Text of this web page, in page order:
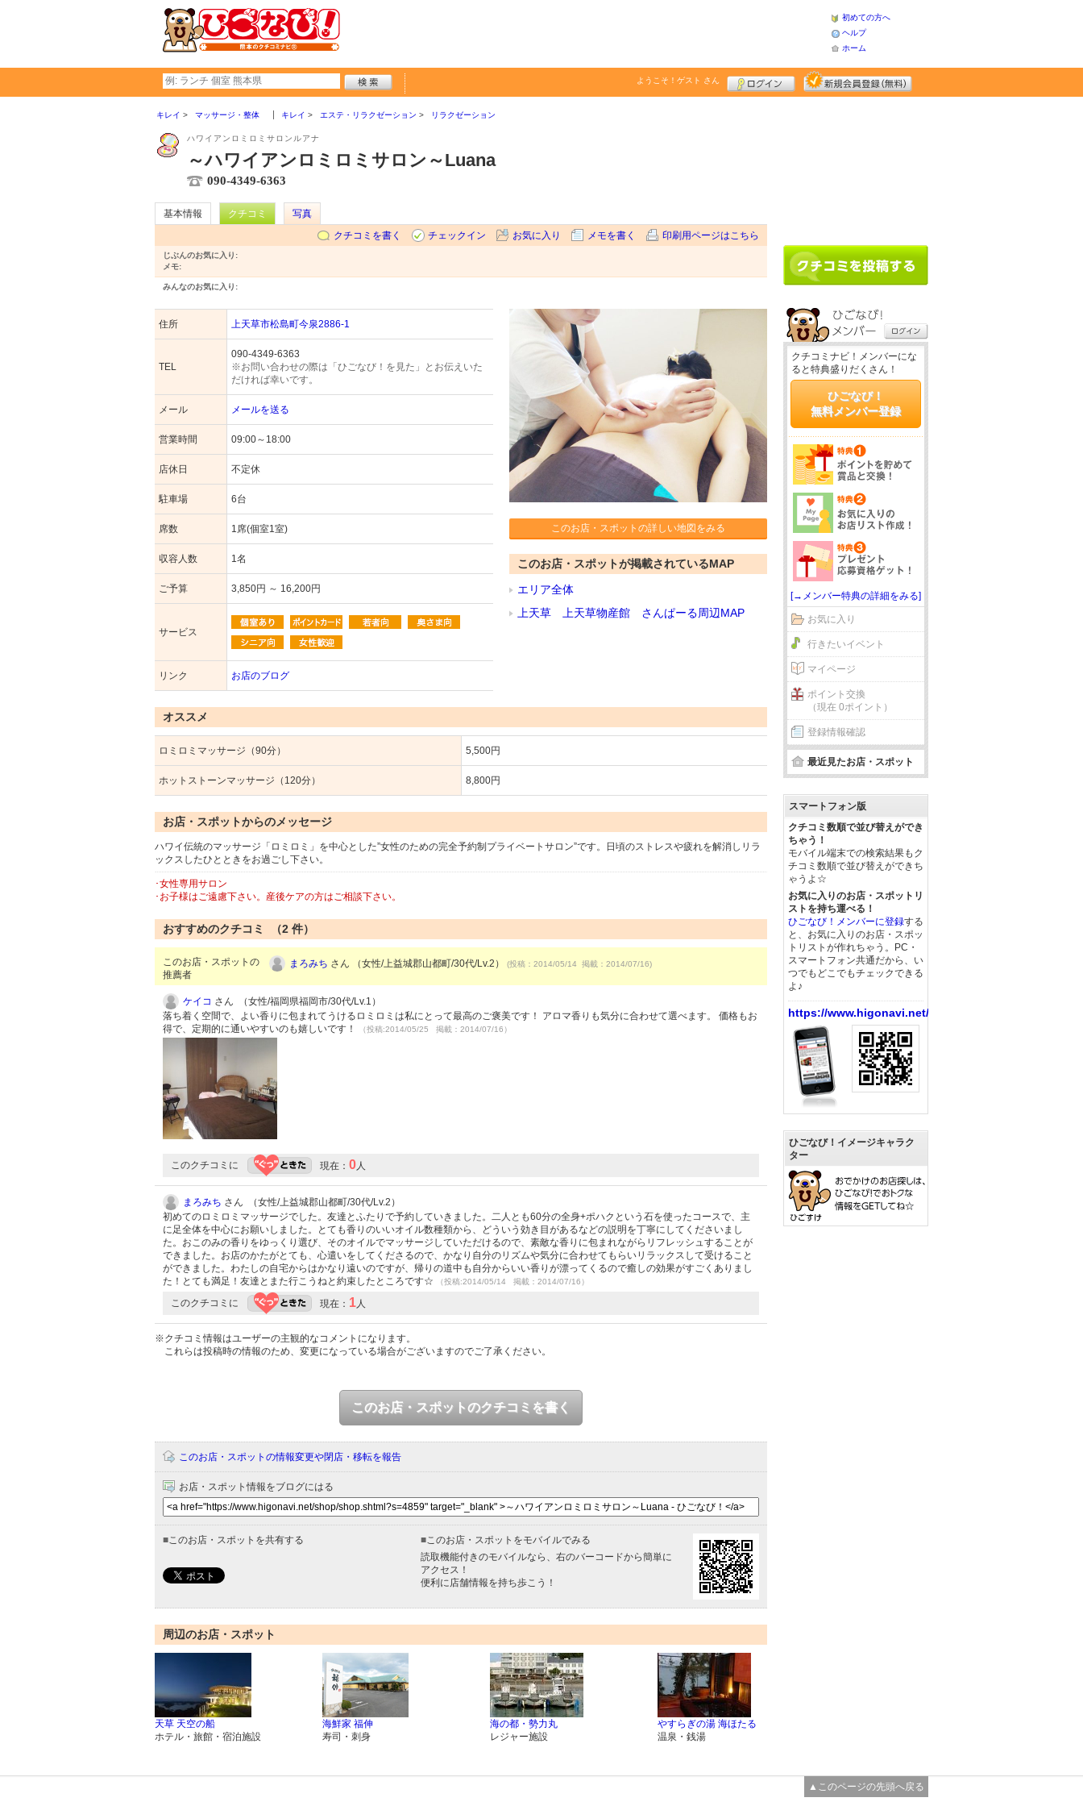
初めての方へ
ヘルプ
ホーム
ようこそ！ ゲスト さん
キレイ マッサージ・整体 キレイ エステ・リラクゼーション リラクゼーション
ハワイアンロミロミサロンルアナ
～ハワイアンロミロミサロン～Luana
090-4349-6363
基本情報 クチコミ
写真
クチコミを書く
チェックイン お気に入り メモを書く 印刷用ページはこちら
じぶんのお気に入り:
メモ:
みんなのお気に入り:
住所 上天草市松島町今泉2886-1
TEL
090-4349-6363
※お問い合わせの際は「ひごなび！を見た」とお伝えいた
だければ幸いです。
メール メールを送る
営業時間 09:00～18:00
店休日 不定休
駐車場 6台
席数 1席(個室1室)
収容人数 1名
ご予算 3,850円 ～ 16,200円
サービス
リンク お店のブログ
このお店・スポットの詳しい地図をみる
このお店・スポットが掲載されているMAP
エリア全体
上天草 上天草物産館 さんぱーる周辺MAP
オススメ
ロミロミマッサージ（90分） 5,500円
ホットストーンマッサージ（120分） 8,800円
お店・スポットからのメッセージ
ハワイ伝統のマッサージ「ロミロミ」を中心とした”女性のための完全予約制プライベートサロン”です。日頃のストレスや疲れを解消しリラ
ックスしたひとときをお過ごし下さい。
･女性専用サロン
･お子様はご遠慮下さい。産後ケアの方はご相談下さい。
おすすめのクチコミ （2 件）
このお店・スポットの
推薦者
まろみち さん （女性/上益城郡山都町/30代/Lv.2） (投稿：2014/05/14 掲載：2014/07/16)
ケイコ さん （女性/福岡県福岡市/30代/Lv.1）
落ち着く空間で、よい香りに包まれてうけるロミロミは私にとって最高のご褒美です！ アロマ香りも気分に合わせて選べます。 価格もお
得で、定期的に通いやすいのも嬉しいです！
（投稿:2014/05/25 掲載：2014/07/16）
このクチコミに 現在： 0人
まろみち さん （女性/上益城郡山都町/30代/Lv.2）
初めてのロミロミマッサージでした。友達とふたりで予約していきました。二人とも60分の全身+ポハクという石を使ったコースで、主
に足全体を中心にお願いしました。とても香りのいいオイル数種類から、どういう効き目があるなどの説明を丁寧にしてくださいまし
た。おこのみの香りをゆっくり選び、そのオイルでマッサージしていただけるので、素敵な香りに包まれながらリフレッシュすることが
できました。お店のかたがとても、心遣いをしてくださるので、かなり自分のリズムや気分に合わせてもらいリラックスして受けること
ができました。わたしの自宅からはかなり遠いのですが、帰りの道中も自分からいい香りが漂ってくるので癒しの効果がすごくありまし
た！とても満足！友達とまた行こうねと約束したところです☆
（投稿:2014/05/14 掲載：2014/07/16）
このクチコミに 現在： 1人
※クチコミ情報はユーザーの主観的なコメントになります。
これらは投稿時の情報のため、変更になっている場合がございますのでご了承ください。
このお店・スポットのクチコミを書く
このお店・スポットの情報変更や閉店・移転を報告
お店・スポット情報をブログにはる
■このお店・スポットを共有する ■このお店・スポットをモバイルでみる
読取機能付きのモバイルなら、右のバーコードから簡単に
アクセス！
便利に店舗情報を持ち歩こう！
周辺のお店・スポット
天草 天空の船
ホテル・旅館・宿泊施設
海鮮家 福伸
寿司・刺身
海の都・勢力丸
レジャー施設
やすらぎの湯 海ほたる
温泉・銭湯
クチコミナビ！メンバーにな
ると特典盛りだくさん！
ひごなび！
無料メンバー登録
[→メンバー特典の詳細をみる]
お気に入り
行きたいイベント
マイページ
ポイント交換
（現在 0ポイント）
登録情報確認
最近見たお店・スポット
スマートフォン版
クチコミ数順で並び替えができ
ちゃう！
モバイル端末での検索結果もク
チコミ数順で並び替えができち
ゃうよ☆
お気に入りのお店・スポットリ
ストを持ち運べる！
ひごなび！メンバーに登録する
と、お気に入りのお店・スポッ
トリストが作れちゃう。PC・
スマートフォン共通だから、い
つでもどこでもチェックできる
よ♪
https://www.higonavi.net/
ひごなび！イメージキャラク
ター
▲このページの先頭へ戻る